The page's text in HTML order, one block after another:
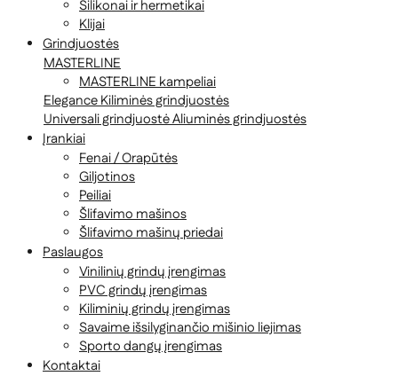
Silikonai ir hermetikai
Klijai
Grindjuostės
MASTERLINE
MASTERLINE kampeliai
EleganceKiliminės grindjuostės
Universali grindjuostėAliuminės grindjuostės
Įrankiai
Fenai / Orapūtės
Giljotinos
Peiliai
Šlifavimo mašinos
Šlifavimo mašinų priedai
Paslaugos
Vinilinių grindų įrengimas
PVC grindų įrengimas
Kiliminių grindų įrengimas
Savaime išsilyginančio mišinio liejimas
Sporto dangų įrengimas
Kontaktai